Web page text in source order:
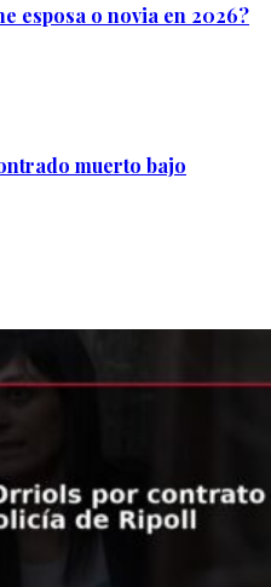
esposa o novia en 2026?
muerto bajo